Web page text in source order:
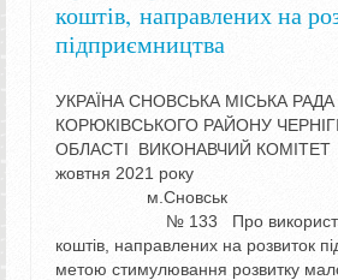
коштів, направлених на
підприємництва
УКРАЇНА СНОВСЬКА МІСЬКА РАДА
КОРЮКІВСЬКОГО РАЙОНУ
ОБЛАСТІ ВИКОНАВЧИЙ КОМІТЕТ
жовтня 2021 року
№ 133 Про
коштів, направлених на розвиток
метою стимулювання розвитку